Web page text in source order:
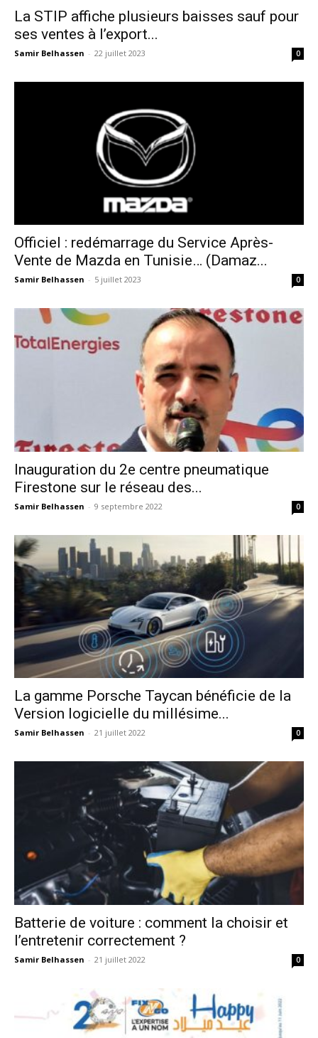
La STIP affiche plusieurs baisses sauf pour
ses ventes à l’export...
Samir Belhassen - 22 juillet 2023 0
Officiel : redémarrage du Service Après-
Vente de Mazda en Tunisie… (Damaz...
Samir Belhassen - 5 juillet 2023 0
Inauguration du 2e centre pneumatique
Firestone sur le réseau des...
Samir Belhassen - 9 septembre 2022 0
La gamme Porsche Taycan bénéficie de la
Version logicielle du millésime...
Samir Belhassen - 21 juillet 2022 0
Batterie de voiture : comment la choisir et
l’entretenir correctement ?
Samir Belhassen - 21 juillet 2022 0